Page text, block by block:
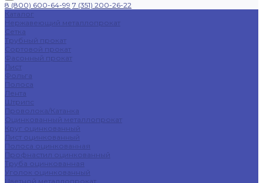
8 (800) 600-64-99 7 (351) 200-26-22
Каталог
Нержавеющий металлопрокат
Сетка
Трубный прокат
Сортовой прокат
Фасонный прокат
Лист
Фольга
Полоса
Лента
Штрипс
Проволока/Катанка
Оцинкованный металлопрокат
Круг оцинкованный
Лист оцинкованный
Полоса оцинкованная
Профнастил оцинкованный
Труба оцинкованная
Уголок оцинкованный
Цветной металлопрокат